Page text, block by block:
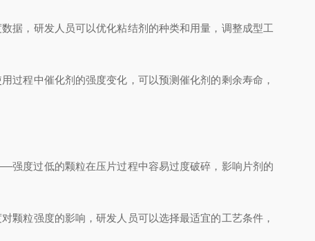
，研发人员可以优化粘结剂的种类和用量，调整成型工
程中催化剂的强度变化，可以预测催化剂的剩余寿命，
度过低的颗粒在压片过程中容易过度破碎，影响片剂的
粒强度的影响，研发人员可以选择最适宜的工艺条件，